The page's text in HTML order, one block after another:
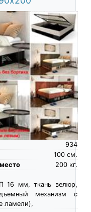
934
см.
100
кг.
200
16 мм, ткань велюр,
механизм с
ламели),